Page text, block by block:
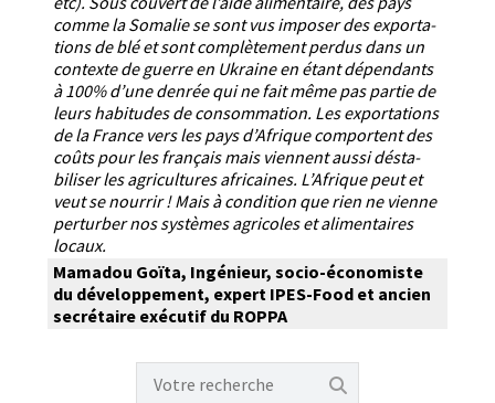
comme la Soma­lie se sont vus impos­er des expor­ta­
tions de blé et sont com­plète­ment per­dus dans un
con­texte de guerre en Ukraine en étant dépen­dants
à 100% d’une den­rée qui ne fait même pas par­tie de
leurs habi­tudes de con­som­ma­tion. Les expor­ta­tions
de la France vers les pays d’Afrique com­por­tent des
coûts pour les français mais vien­nent aus­si désta­
bilis­er les agri­cul­tures africaines. L’Afrique peut et
veut se nour­rir ! Mais à con­di­tion que rien ne vienne
per­turber nos sys­tèmes agri­coles et ali­men­taires
locaux.
Mamadou Goï­ta, Ingénieur, socio-écon­o­miste
du développe­ment, expert IPES-Food et ancien
secré­taire exé­cu­tif du ROPPA